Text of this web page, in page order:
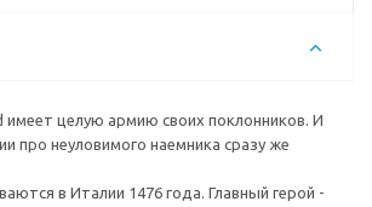
имеет целую армию своих поклонников. И
про неуловимого наемника сразу же
в Италии 1476 года. Главный герой -